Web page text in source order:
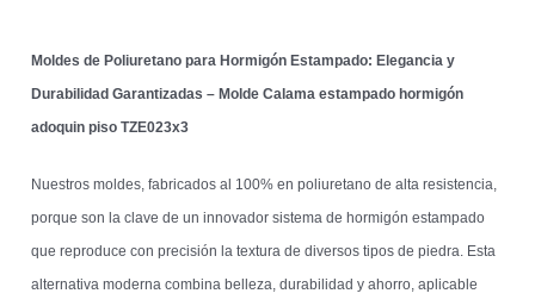
Moldes de Poliuretano para Hormigón Estampado: Elegancia y
Durabilidad Garantizadas – Molde Calama estampado hormigón
adoquin piso TZE023x3
Nuestros moldes, fabricados al 100% en poliuretano de alta resistencia,
porque son la clave de un innovador sistema de hormigón estampado
que reproduce con precisión la textura de diversos tipos de piedra. Esta
alternativa moderna combina belleza, durabilidad y ahorro, aplicable